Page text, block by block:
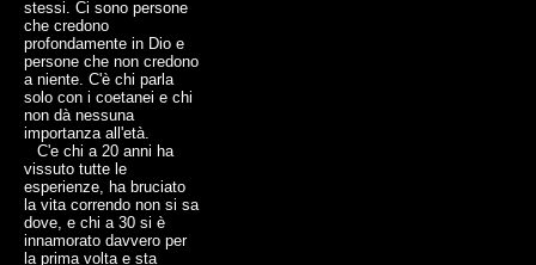
stessi. Ci sono persone
che credono
profondamente in Dio e
persone che non credono
a niente. C'è chi parla
solo con i coetanei e chi
non dà nessuna
importanza all'età.
C'e chi a 20 anni ha
vissuto tutte le
esperienze, ha bruciato
la vita correndo non si sa
dove, e chi a 30 si è
innamorato davvero per
la prima volta e sta